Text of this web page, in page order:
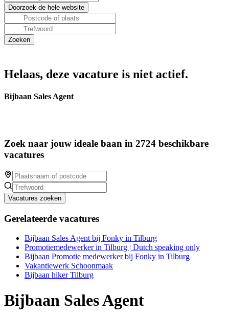
Helaas, deze vacature is niet actief.
Bijbaan Sales Agent
Zoek naar jouw ideale baan in 2724 beschikbare
vacatures
Vacatures zoeken
Gerelateerde vacatures
Bijbaan Sales Agent bij Fonky in Tilburg
Promotiemedewerker in Tilburg | Dutch speaking only
Bijbaan Promotie medewerker bij Fonky in Tilburg
Vakantiewerk Schoonmaak
Bijbaan hiker Tilburg
Bijbaan Sales Agent